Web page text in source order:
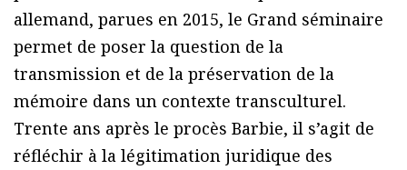
allemand, parues en 2015, le Grand séminaire
permet de poser la question de la
transmission et de la préservation de la
mémoire dans un contexte transculturel.
Trente ans après le procès Barbie, il s’agit de
réfléchir à la légitimation juridique des